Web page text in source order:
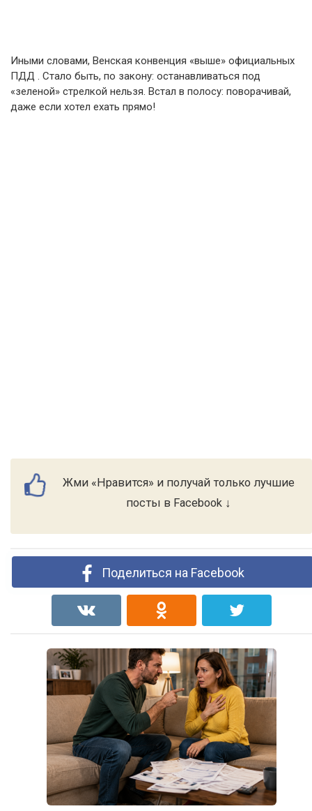
Иными словами, Венская конвенция «выше» официальных
ПДД . Стало быть, по закону: останавливаться под
«зеленой» стрелкой нельзя. Встал в полосу: поворачивай,
даже если хотел ехать прямо!
Жми «Нравится» и получай только лучшие
посты в Facebook ↓
Поделиться на Facebook